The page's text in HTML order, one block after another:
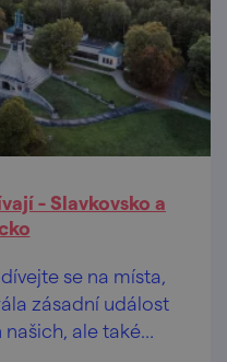
- Slavkovsko a
se na místa,
zásadní událost
našich, ale také